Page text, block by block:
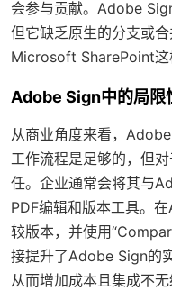
会参与贡献。Adobe
但它缺乏原生的分支或
Microsoft SharePoint这
Adobe Sign中的局限
从商业角度来看，
工作流程是足够的，但
任。企业通常会将其与
PDF编辑和版本工具。
较版本，并使用
接提升了Adobe Sign的
从而增加成本且集成不无